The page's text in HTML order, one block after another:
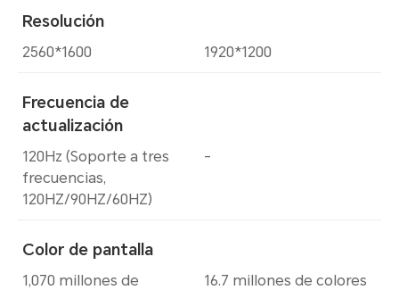
Resolución
2560*1600
Frecuencia de
actualización
120Hz (Soporte a tres
frecuencias,
120HZ/90HZ/60HZ)
Color de pantalla
1,070 millones de
1920*1200
-
16.7 millones de colores